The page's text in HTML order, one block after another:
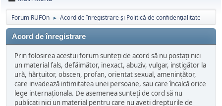
Forum RUFOn ► Acord de înregistrare și Politică de confidențialitate
Acord de înregistrare
Prin folosirea acestui forum sunteți de acord să nu postați nici
un material fals, defăimător, inexact, abuziv, vulgar, instigător la
ură, hărțuitor, obscen, profan, orientat sexual, amenințător,
care invadează intimitatea unei persoane, sau care încalcă orice
lege internaționala. De asemenea sunteți de cord să nu
publicați nici un material pentru care nu aveți drepturile de